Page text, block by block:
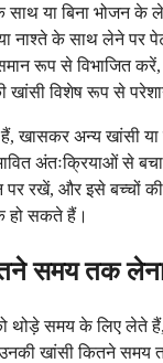
या बिना भोजन के
नाश्ते के साथ लेने पर
रूप से विभाजित करें,
विशेष रूप से
खासकर अन्य खांसी या
अंतःक्रियाओं से
पर रखें, और इसे बच्चों
हो सकते हैं।
समय तक लेना
थोड़े समय के लिए लेते
उनकी खांसी कितने